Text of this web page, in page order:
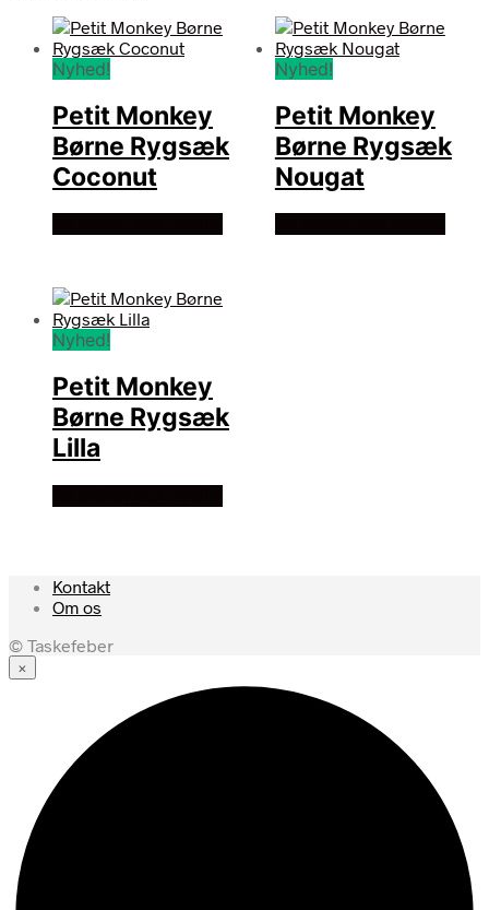
pris:
høj
Nyhed!
Petit Monkey
Børne Rygsæk
Coconut
Nyhed!
Petit Monkey
Børne Rygsæk
Nougat
Nyhed!
Petit Monkey
Børne Rygsæk
Lilla
Kontakt
Om os
© Taskefeber
×